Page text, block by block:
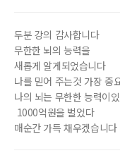
두분 강의 감사합니다
무한한 뇌의 능력을
새롭게 알게되었습니다
나를 믿어 주는것 가장 중
나의 뇌는 무한한 능력이
1000억원을 벌었다
매순간 가득 채우겠습니다